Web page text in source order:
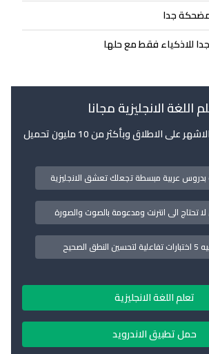
جدا
للاذكياء فقط مع حلها
اللغة الانجليزية مجانا
على الاطلاق وبأكثر من 10 مليون تحميل
بدروس عربية مبسطة تجعلك تعشق الانجليزية
تحتاج الى انترنت ومدعومة بالصوت والصورة
تعلم اللغة الانجليزية
حمل تطبيق الاندرويد